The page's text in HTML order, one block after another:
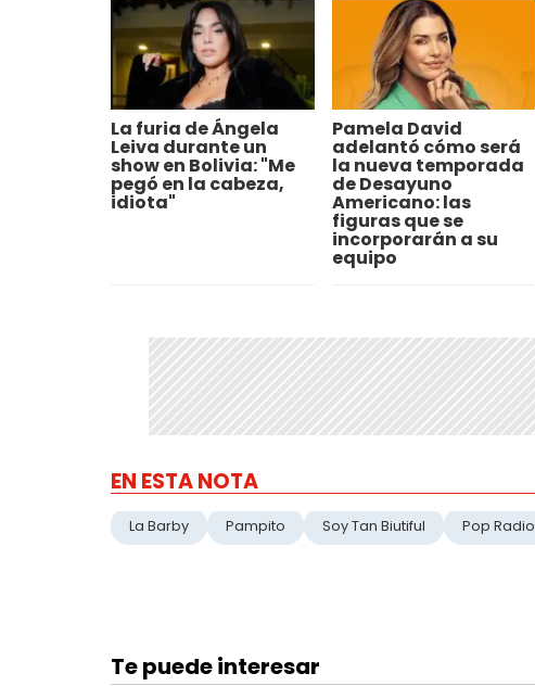
La furia de Ángela
Leiva durante un
show en Bolivia: "Me
pegó en la cabeza,
idiota"
Pamela David
adelantó cómo será
la nueva temporada
de Desayuno
Americano: las
figuras que se
incorporarán a su
equipo
EN ESTA NOTA
La Barby Pampito Soy Tan Biutiful Pop Radio